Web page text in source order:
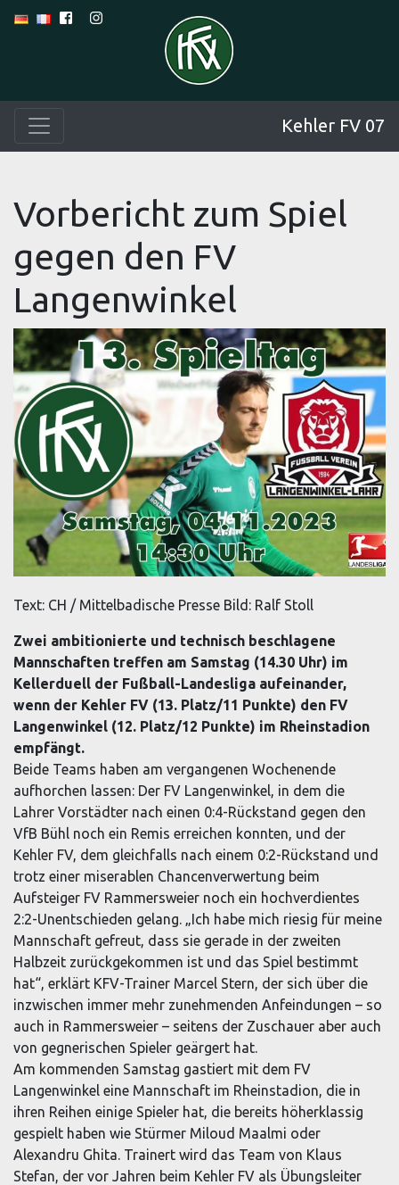
Kehler FV 07
Vorbericht zum Spiel
gegen den FV
Langenwinkel
Text: CH / Mittelbadische Presse Bild: Ralf Stoll
Zwei ambitionierte und technisch beschlagene
Mannschaften treffen am Samstag (14.30 Uhr) im
Kellerduell der Fußball-Landesliga aufeinander,
wenn der Kehler FV (13. Platz/11 Punkte) den FV
Langenwinkel (12. Platz/12 Punkte) im Rheinstadion
empfängt.
Beide Teams haben am vergangenen Wochenende
aufhorchen lassen: Der FV Langenwinkel, in dem die
Lahrer Vorstädter nach einen 0:4-Rückstand gegen den
VfB Bühl noch ein Remis erreichen konnten, und der
Kehler FV, dem gleichfalls nach einem 0:2-Rückstand und
trotz einer miserablen Chancenverwertung beim
Aufsteiger FV Rammersweier noch ein hochverdientes
2:2-Unentschieden gelang. „Ich habe mich riesig für meine
Mannschaft gefreut, dass sie gerade in der zweiten
Halbzeit zurückgekommen ist und das Spiel bestimmt
hat“, erklärt KFV-Trainer Marcel Stern, der sich über die
inzwischen immer mehr zunehmenden Anfeindungen – so
auch in Rammersweier – seitens der Zuschauer aber auch
von gegnerischen Spieler geärgert hat.
Am kommenden Samstag gastiert mit dem FV
Langenwinkel eine Mannschaft im Rheinstadion, die in
ihren Reihen einige Spieler hat, die bereits höherklassig
gespielt haben wie Stürmer Miloud Maalmi oder
Alexandru Ghita. Trainert wird das Team von Klaus
Stefan, der vor Jahren beim Kehler FV als Übungsleiter